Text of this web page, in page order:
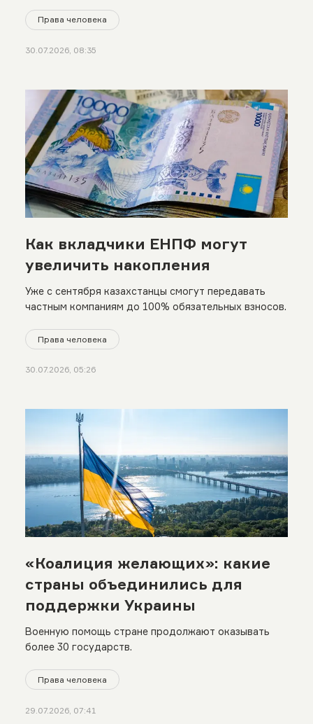
Права человека
30.07.2026, 08:35
Как вкладчики ЕНПФ могут
увеличить накопления
Уже с сентября казахстанцы смогут передавать
частным компаниям до 100% обязательных взносов.
Права человека
30.07.2026, 05:26
«Коалиция желающих»: какие
страны объединились для
поддержки Украины
Военную помощь стране продолжают оказывать
более 30 государств.
Права человека
29.07.2026, 07:41